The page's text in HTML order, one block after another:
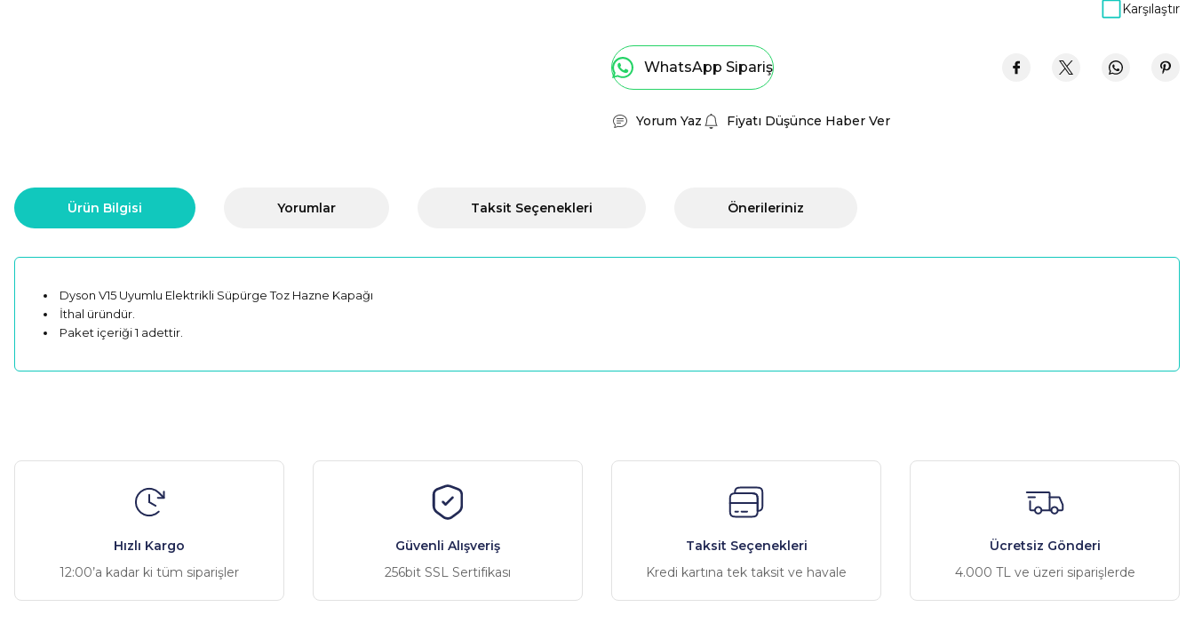
Karşılaştır
WhatsApp Sipariş
Yorum Yaz Fiyatı Düşünce Haber Ver
Ürün Bilgisi Yorumlar Taksit Seçenekleri Önerileriniz
Dyson V15 Uyumlu Elektrikli Süpürge Toz Hazne Kapağı
İthal üründür.
Paket içeriği 1 adettir.
Ürün açıklamasında eksik bilgiler bulunuyor.
Ürün fiyatı diğer sitelerden daha pahalı.
Hızlı Kargo
12:00’a kadar ki tüm siparişler
Güvenli Alışveriş
256bit SSL Sertifikası
Taksit Seçenekleri
Kredi kartına tek taksit ve havale
Ücretsiz Gönderi
4.000 TL ve üzeri siparişlerde